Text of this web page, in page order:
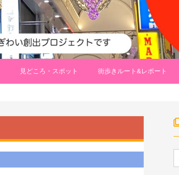
見どころ・スポット 街歩きルート&レポート